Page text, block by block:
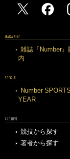
MAGAZINE
雑誌『Number』
内
SPECIAL
Number
YEAR
ARCHIVE
競技から探す
著者から探す